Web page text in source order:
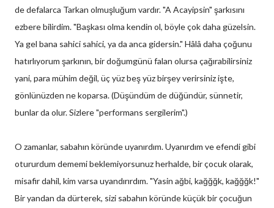
de defalarca Tarkan olmuşluğum vardır. "A Acayipsin" şarkısını
ezbere bilirdim. "Başkası olma kendin ol, böyle çok daha güzelsin.
Ya gel bana sahici sahici, ya da anca gidersin." Hâlâ daha çoğunu
hatırlıyorum şarkının, bir doğumgünü falan olursa çağırabilirsiniz
yani, para mühim değil, üç yüz beş yüz birşey verirsiniz işte,
gönlünüzden ne koparsa. (Düşündüm de düğündür, sünnetir,
bunlar da olur. Sizlere "performans sergilerim".)
O zamanlar, sabahın köründe uyanırdım. Uyanırdım ve efendi gibi
otururdum dememi beklemiyorsunuz herhalde, bir çocuk olarak,
misafir dahil, kim varsa uyandırırdım. "Yasin ağbi, kağğğk, kağğğk!"
Bir yandan da dürterek, sizi sabahın köründe küçük bir çocuğun